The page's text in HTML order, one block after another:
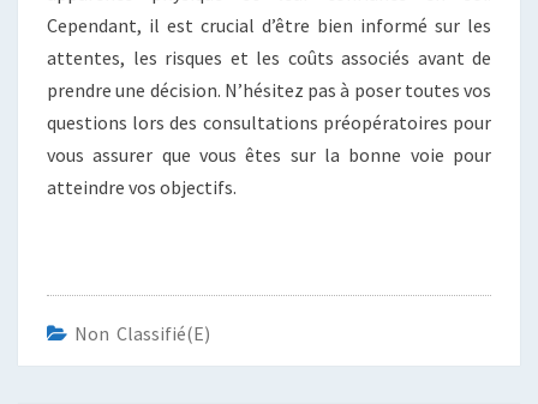
Cependant, il est crucial d’être bien informé sur les
attentes, les risques et les coûts associés avant de
prendre une décision. N’hésitez pas à poser toutes vos
questions lors des consultations préopératoires pour
vous assurer que vous êtes sur la bonne voie pour
atteindre vos objectifs.
Non Classifié(e)